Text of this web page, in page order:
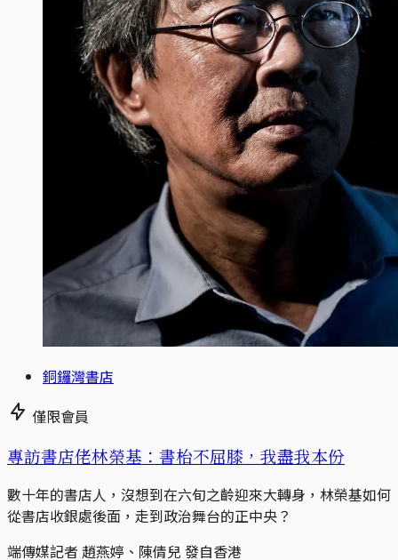
銅鑼灣書店
僅限會員
專訪書店佬林榮基：書枱不屈膝，我盡我本份
數十年的書店人，沒想到在六旬之齡迎來大轉身，林榮基如何
從書店收銀處後面，走到政治舞台的正中央？
端傳媒記者 趙燕婷、陳倩兒 發自香港